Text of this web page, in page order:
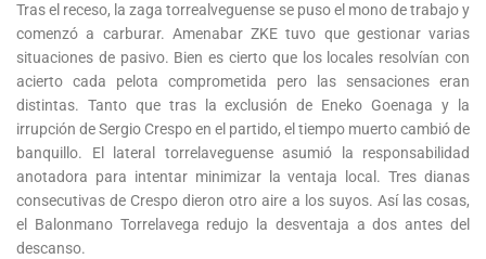
Tras el receso, la zaga torrealveguense se puso el mono de trabajo y
comenzó a carburar. Amenabar ZKE tuvo que gestionar varias
situaciones de pasivo. Bien es cierto que los locales resolvían con
acierto cada pelota comprometida pero las sensaciones eran
distintas. Tanto que tras la exclusión de Eneko Goenaga y la
irrupción de Sergio Crespo en el partido, el tiempo muerto cambió de
banquillo. El lateral torrelaveguense asumió la responsabilidad
anotadora para intentar minimizar la ventaja local. Tres dianas
consecutivas de Crespo dieron otro aire a los suyos. Así las cosas,
el Balonmano Torrelavega redujo la desventaja a dos antes del
descanso.